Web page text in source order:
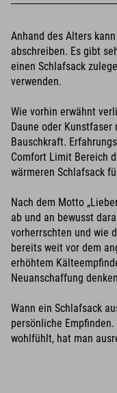
Anhand des Alters
abschreiben. Es gibt
einen Schlafsack
verwenden.
Wie vorhin erwähnt
Daune oder Kunstfaser
Bauschkraft.
Comfort Limit Bereich
wärmeren Schlafsack
Nach dem Motto
ab und an bewusst
vorherrschten und wie
bereits weit vor dem
erhöhtem
Neuanschaffung
Wann ein Schlafsack
persönliche
wohlfühlt, hat man